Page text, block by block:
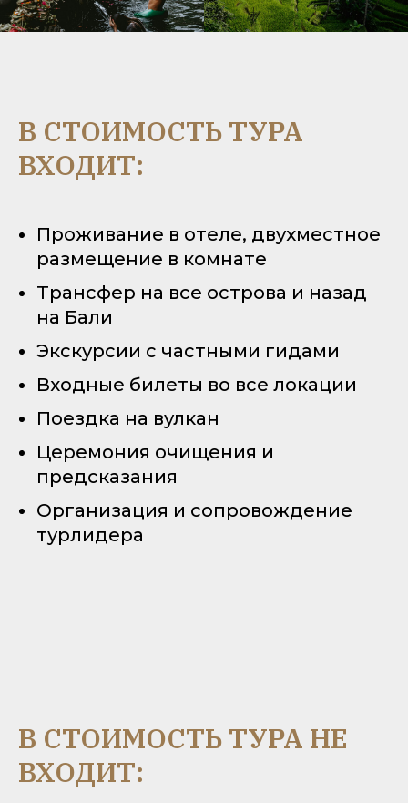
В СТОИМОСТЬ ТУРА
ВХОДИТ:
Проживание в отеле, двухместное
размещение в комнате
Трансфер на все острова и назад
на Бали
Экскурсии с частными гидами
Входные билеты во все локации
Поездка на вулкан
Церемония очищения и
предсказания
Организация и сопровождение
турлидера
В СТОИМОСТЬ ТУРА НЕ
ВХОДИТ: